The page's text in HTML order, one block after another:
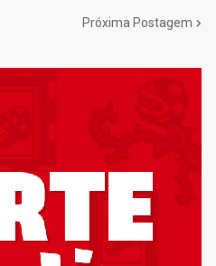
Próxima Postagem